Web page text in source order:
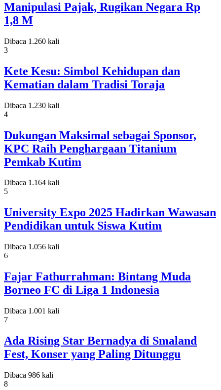
Manipulasi Pajak, Rugikan Negara Rp
1,8 M
Dibaca 1.260 kali
3
Kete Kesu: Simbol Kehidupan dan
Kematian dalam Tradisi Toraja
Dibaca 1.230 kali
4
Dukungan Maksimal sebagai Sponsor,
KPC Raih Penghargaan Titanium
Pemkab Kutim
Dibaca 1.164 kali
5
University Expo 2025 Hadirkan Wawasan
Pendidikan untuk Siswa Kutim
Dibaca 1.056 kali
6
Fajar Fathurrahman: Bintang Muda
Borneo FC di Liga 1 Indonesia
Dibaca 1.001 kali
7
Ada Rising Star Bernadya di Smaland
Fest, Konser yang Paling Ditunggu
Dibaca 986 kali
8